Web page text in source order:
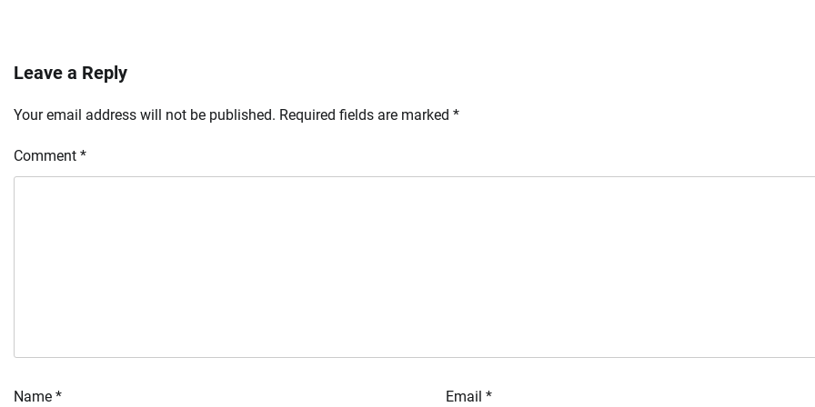
Leave a Reply
Your email address will not be published. Required fields are marked *
Comment *
Name * Email *